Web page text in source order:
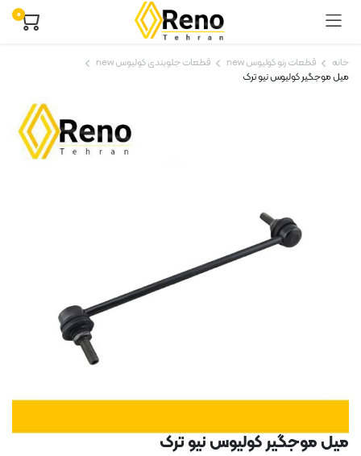
۰
خانه قطعات رنو کولیوس new
قطعات جلوبندی کولیوس new
میل موجگیر کولیوس نیو ترک
میل موجگیر کولیوس نیو ترک